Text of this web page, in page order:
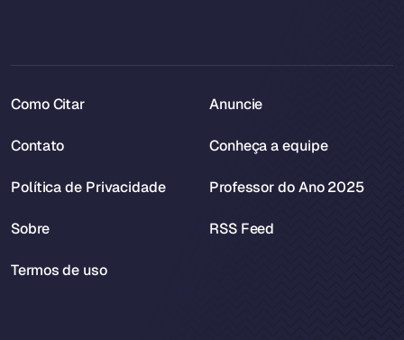
Como Citar
Contato
Política de Privacidade
Sobre
Termos de uso
Anuncie
Conheça a equipe
Professor do Ano 2025
RSS Feed